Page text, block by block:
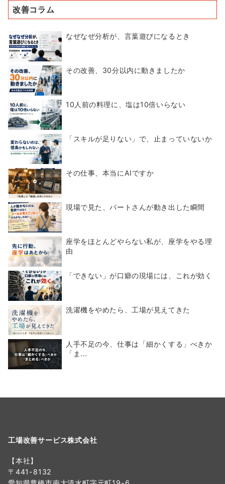
改善コラム
なぜなぜ分析が、言葉遊びになるとき
その改善、30分以内に動きましたか
10人前の料理に、塩は10倍いらない
「スキルが足りない」で、止まっていないか
その仕事、本当にAIですか
現場で見た、パートさんが動き出した瞬間
座学をほとんどやらない私が、座学をやる理
由
「できない」が口癖の現場には、これが効く
洗濯機をやめたら、工場が見えてきた
人手不足の今、仕事は「細かくする」べきか
「ま...
工場改善サービス株式会社
【本社】
〒441-8132